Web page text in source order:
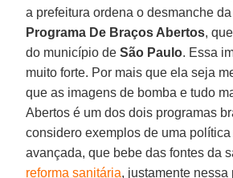
a prefeitura ordena o desmanche
Programa De Braços Abertos,
do município deSão Paulo. Essa
muito forte. Por mais que ela seja
que as imagens de bomba e tudo
Abertos é um dos dois programas
considero exemplos de uma política
avançada, que bebe das fontes da
reforma sanitária, justamente nessa